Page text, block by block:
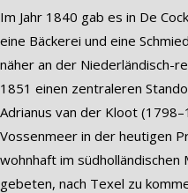
Im Jahr 1840 gab es in De
eine Bäckerei und eine
näher an der Niederländisch-
1851 einen zentraleren
Adrianus van der Kloot
Vossenmeer in der heutigen
wohnhaft im südholländischen
gebeten, nach Texel zu